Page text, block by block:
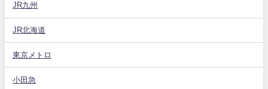
JR九州
JR北海道
東京メトロ
小田急